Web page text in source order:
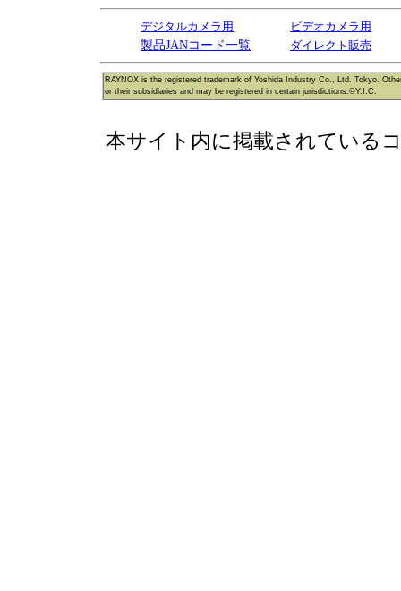
デジタルカメラ用
ビデオカメラ用
製品JANコード一覧
ダイレクト販売
RAYNOX is the registered trademark of Yoshida Industry Co., Ltd. Tokyo.
or their subsidiaries and may be registered in certain jurisdictions.©Y.I.C.
本サイト内に掲載されている